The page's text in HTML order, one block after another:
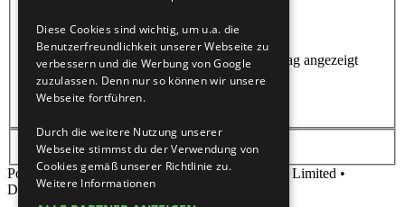
Die ersten:
Stelle 0 als Wert ein, damit der komplette Beitrag angezeigt
wird.
Zeichen der Beiträge anzeigen
Powered byphpBB ® Forum Software © phpBB Limited •
Deutsche Übersetzung durch
Diese Cookies sind wichtig, um u.a. die
Benutzerfreundlichkeit unserer Webseite zu
verbessern und die Werbung von Google
zuzulassen. Denn nur so können wir unsere
Webseite fortführen.
Durch die weitere Nutzung unserer
Webseite stimmst du der Verwendung von
Cookies gemäß unserer Richtlinie zu.
Weitere Informationen